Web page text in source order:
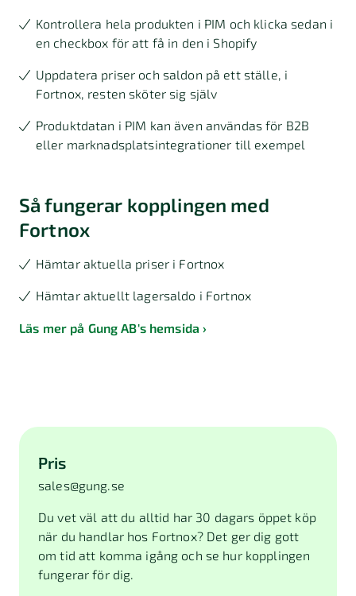
Kontrollera hela produkten i PIM och klicka sedan i
en checkbox för att få in den i Shopify
Uppdatera priser och saldon på ett ställe, i
Fortnox, resten sköter sig själv
Produktdatan i PIM kan även användas för B2B
eller marknadsplatsintegrationer till exempel
Så fungerar kopplingen med
Fortnox
Hämtar aktuella priser i Fortnox
Hämtar aktuellt lagersaldo i Fortnox
Läs mer på Gung AB's hemsida
Pris
sales@gung.se
Du vet väl att du alltid har 30 dagars öppet köp
när du handlar hos Fortnox? Det ger dig gott
om tid att komma igång och se hur kopplingen
fungerar för dig.